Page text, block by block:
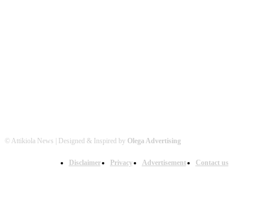
© Attikiola News | Designed & Inspired by Olega Advertising
Disclaimer Privacy Advertisement Contact us